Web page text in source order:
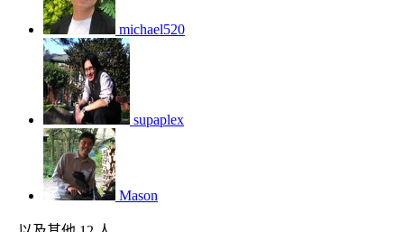
michael520
supaplex
Mason